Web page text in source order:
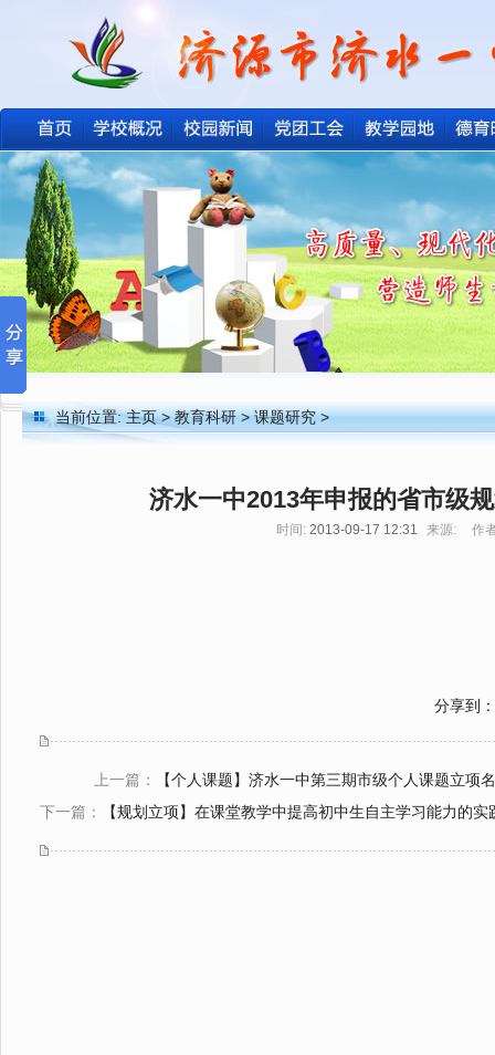
当前位置:主页>教育科研>课题研究>
济水一中2013年申报的省市级
时间: 2013-09-17 12:31 来源: 作
分享到：
上一篇：
【个人课题】济水一中第三期市级个人课题立项
下一篇：
【规划立项】在课堂教学中提高初中生自主学习能力的